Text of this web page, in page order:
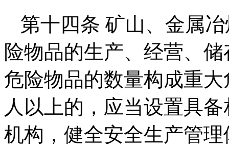
第十四条 矿山、金属
险物品的生产、经营、
危险物品的数量构成重
人以上的，应当设置具
机构，健全安全生产管